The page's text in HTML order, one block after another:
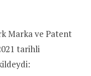
Marka ve Patent
tarihli